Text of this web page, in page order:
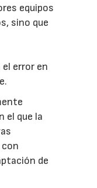
equipos
sino que
error en
el que la
de